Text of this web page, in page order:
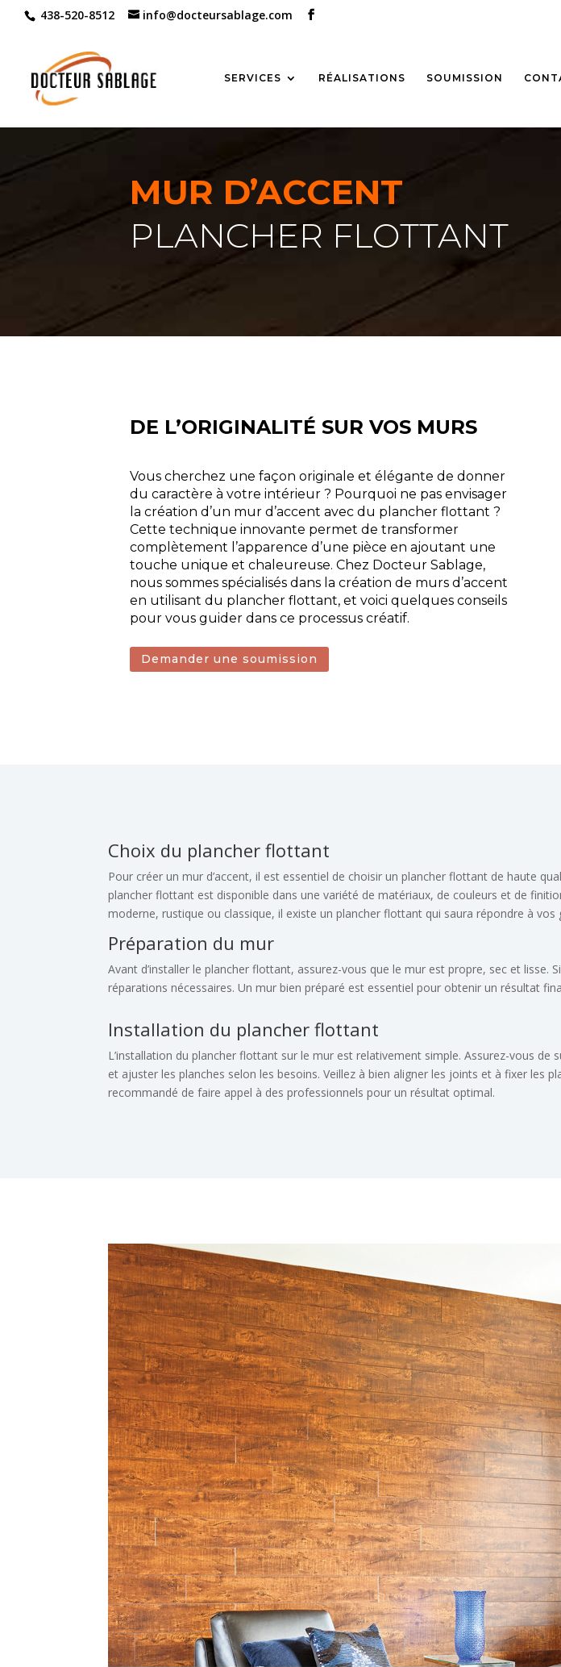
438-520-8512 info@docteursablage.com
SERVICES RÉALISATIONS SOUMISSION
MUR D’ACCENT
PLANCHER FLOTTANT
DE L’ORIGINALITÉ SUR VOS MURS
Vous cherchez une façon originale et élégante de donner
du caractère à votre intérieur ? Pourquoi ne pas envisager
la création d’un mur d’accent avec du plancher flottant ?
Cette technique innovante permet de transformer
complètement l’apparence d’une pièce en ajoutant une
touche unique et chaleureuse. Chez Docteur Sablage,
nous sommes spécialisés dans la création de murs d’accent
en utilisant du plancher flottant, et voici quelques conseils
pour vous guider dans ce processus créatif.
Demander une soumission
Choix du plancher flottant
Pour créer un mur d’accent, il est essentiel de choisir un plancher flottant de haute
plancher flottant est disponible dans une variété de matériaux, de couleurs et de
moderne, rustique ou classique, il existe un plancher flottant qui saura répondre à vos
Préparation du mur
Avant d’installer le plancher flottant, assurez-vous que le mur est propre, sec et
réparations nécessaires. Un mur bien préparé est essentiel pour obtenir un résultat
Installation du plancher flottant
L’installation du plancher flottant sur le mur est relativement simple. Assurez-vous
et ajuster les planches selon les besoins. Veillez à bien aligner les joints et à fixer les
recommandé de faire appel à des professionnels pour un résultat optimal.